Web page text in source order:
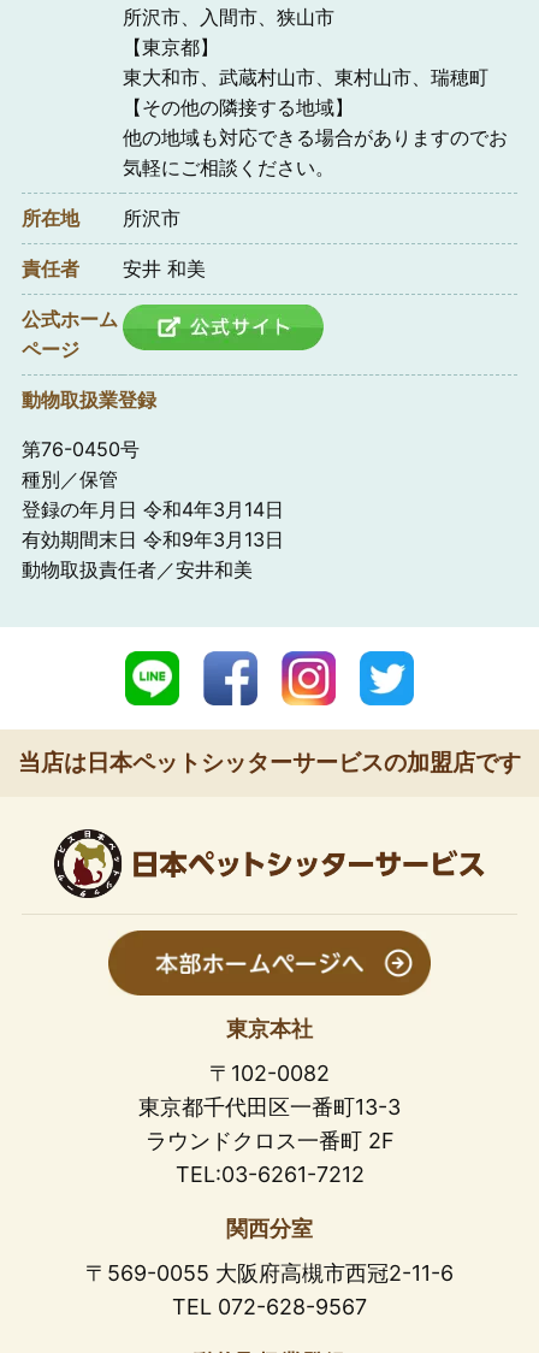
所沢市、入間市、狭山市
【東京都】
東大和市、武蔵村山市、東村山市、瑞穂町
【その他の隣接する地域】
他の地域も対応できる場合がありますのでお
気軽にご相談ください。
所在地 所沢市
責任者 安井 和美
公式ホーム
ページ
動物取扱業登録
第76-0450号
種別／保管
登録の年月日 令和4年3月14日
有効期間末日 令和9年3月13日
動物取扱責任者／安井和美
当店は日本ペットシッターサービスの加盟店です
東京本社
〒102-0082
東京都千代田区一番町13-3
ラウンドクロス一番町 2F
TEL:03-6261-7212
関西分室
〒569-0055 大阪府高槻市西冠2-11-6
TEL 072-628-9567